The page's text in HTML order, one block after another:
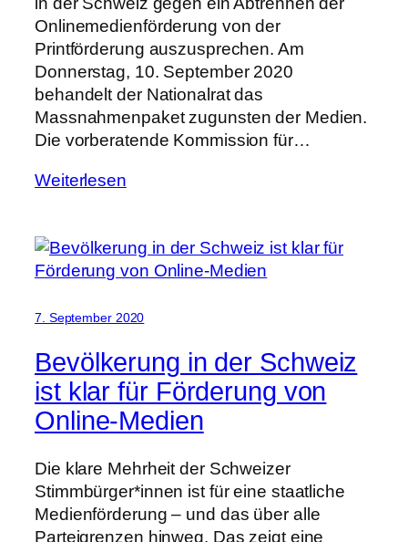
Onlinemedienförderung von der
Printförderung auszusprechen. Am
Donnerstag, 10. September 2020
behandelt der Nationalrat das
Massnahmenpaket zugunsten der Medien.
Die vorberatende Kommission für…
Weiterlesen
7. September 2020
Bevölkerung in der Schweiz
ist klar für Förderung von
Online-Medien
Die klare Mehrheit der Schweizer
Stimmbürger*innen ist für eine staatliche
Medienförderung – und das über alle
Parteigrenzen hinweg. Das zeigt eine